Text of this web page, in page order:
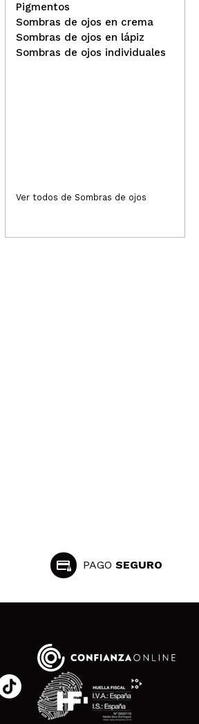
W7 - Sombra de ojos
líquida Flash Matte - One
Way & Reflect
Pigmentos
Sombras de ojos en crema
Sombras de ojos en lápiz
Sombras de ojos individuales
Ver todos de Sombras de ojos
PAGO SEGURO